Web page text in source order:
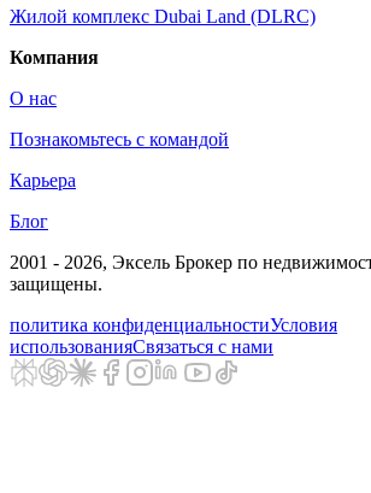
Жилой комплекс Dubai Land (DLRC)
Компания
О нас
Познакомьтесь с командой
Карьера
Блог
2001 - 2026, Эксель Брокер по
защищены.
политика конфиденциальностиУсловия
использованияСвязаться с нами